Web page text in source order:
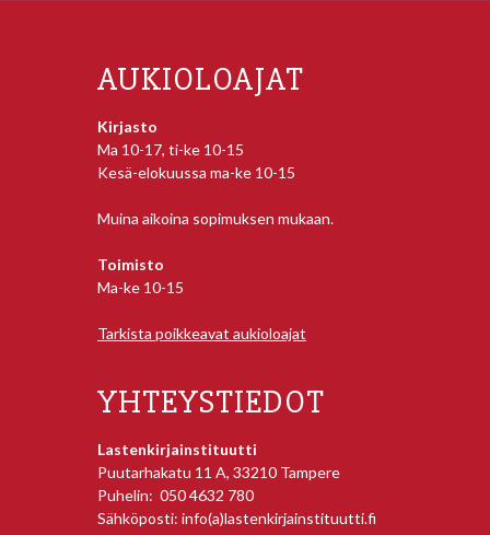
AUKIOLOAJAT
Kirjasto
Ma 10-17, ti-ke 10-15
Kesä-elokuussa ma-ke 10-15
Muina aikoina sopimuksen mukaan.
Toimisto
Ma-ke 10-15
Tarkista poikkeavat aukioloajat
YHTEYSTIEDOT
Lastenkirjainstituutti
Puutarhakatu 11 A, 33210 Tampere
Puhelin: 050 4632 780
Sähköposti: info(a)lastenkirjainstituutti.fi